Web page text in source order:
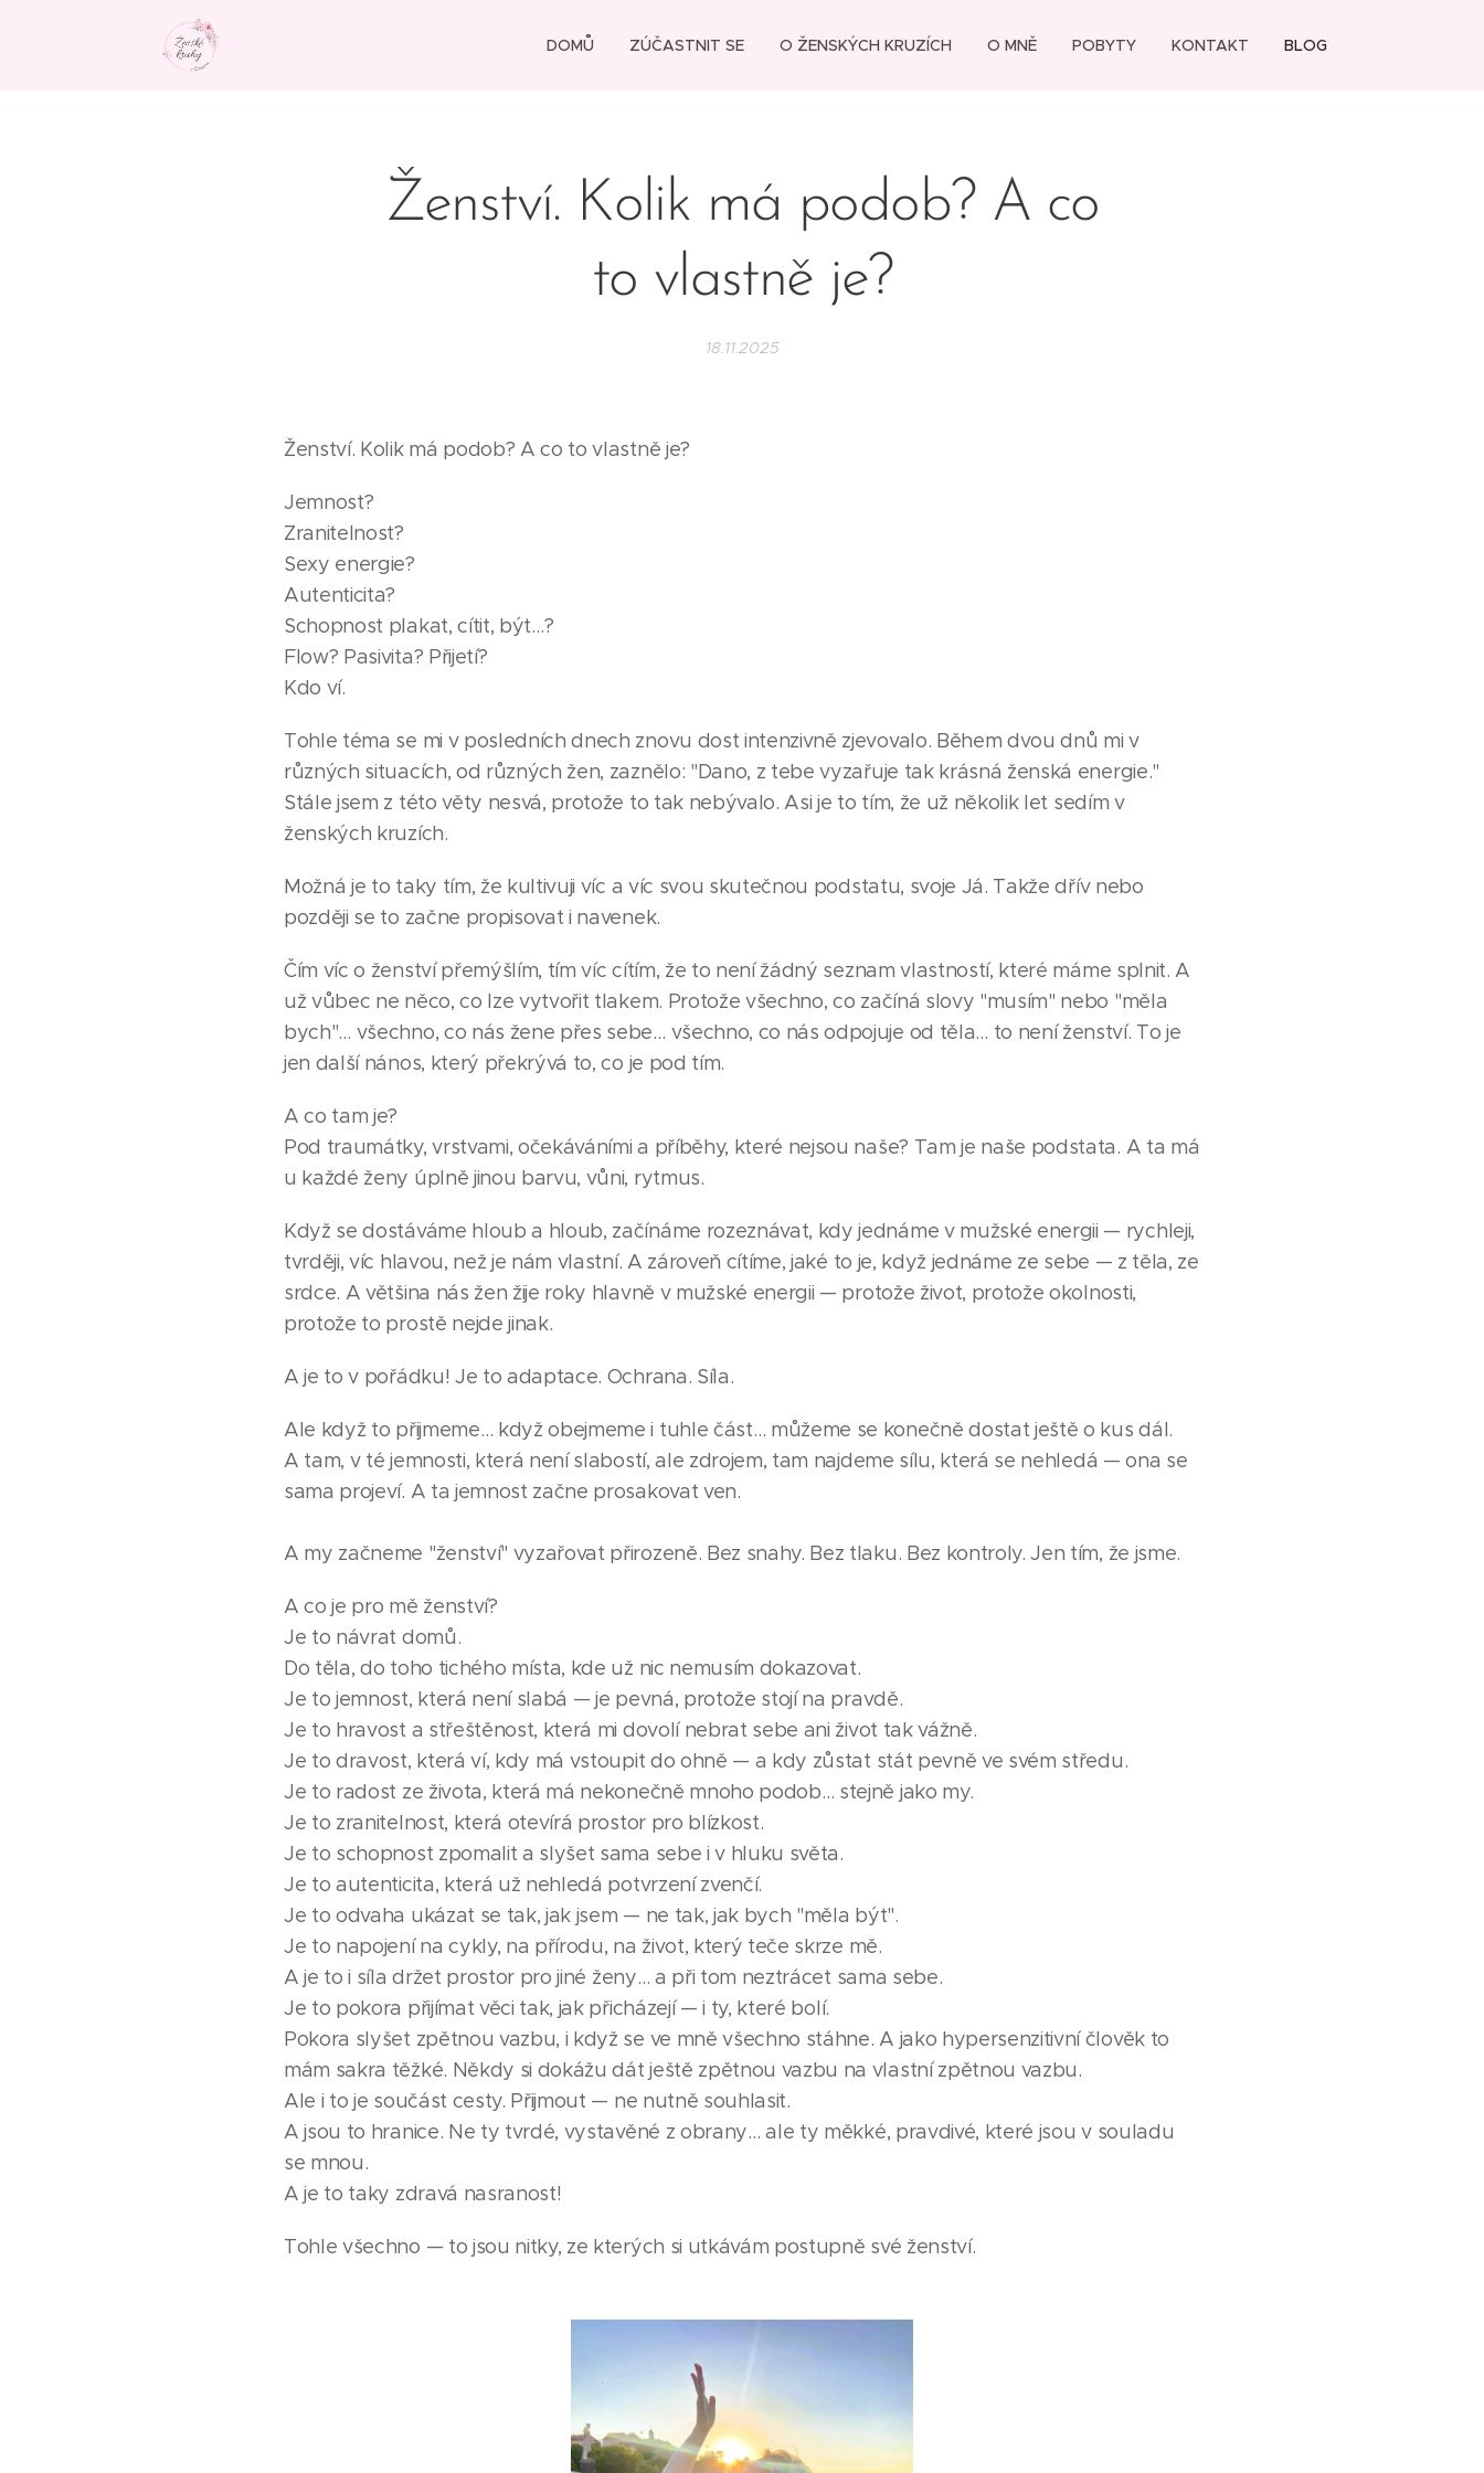
DOMŮ ZÚČASTNIT SE O ŽENSKÝCH KRUZÍCH O MNĚ POBYTY KONTAKT BLOG
Ženství. Kolik má podob? A co
to vlastně je?
18.11.2025
Ženství. Kolik má podob? A co to vlastně je?
Jemnost?
Zranitelnost?
Sexy energie?
Autenticita?
Schopnost plakat, cítit, být…?
Flow? Pasivita? Přijetí?
Kdo ví.
Tohle téma se mi v posledních dnech znovu dost intenzivně zjevovalo. Během dvou dnů mi v
různých situacích, od různých žen, zaznělo: "Dano, z tebe vyzařuje tak krásná ženská energie."
Stále jsem z této věty nesvá, protože to tak nebývalo. Asi je to tím, že už několik let sedím v
ženských kruzích.
Možná je to taky tím, že kultivuji víc a víc svou skutečnou podstatu, svoje Já. Takže dřív nebo
později se to začne propisovat i navenek.
Čím víc o ženství přemýšlím, tím víc cítím, že to není žádný seznam vlastností, které máme splnit. A
už vůbec ne něco, co lze vytvořit tlakem. Protože všechno, co začíná slovy "musím" nebo "měla
bych"… všechno, co nás žene přes sebe… všechno, co nás odpojuje od těla… to není ženství. To je
jen další nános, který překrývá to, co je pod tím.
A co tam je?
Pod traumátky, vrstvami, očekáváními a příběhy, které nejsou naše? Tam je naše podstata. A ta má
u každé ženy úplně jinou barvu, vůni, rytmus.
Když se dostáváme hloub a hloub, začínáme rozeznávat, kdy jednáme v mužské energii — rychleji,
tvrději, víc hlavou, než je nám vlastní. A zároveň cítíme, jaké to je, když jednáme ze sebe — z těla, ze
srdce. A většina nás žen žije roky hlavně v mužské energii — protože život, protože okolnosti,
protože to prostě nejde jinak.
A je to v pořádku! Je to adaptace. Ochrana. Síla.
Ale když to přijmeme… když obejmeme i tuhle část… můžeme se konečně dostat ještě o kus dál.
A tam, v té jemnosti, která není slabostí, ale zdrojem, tam najdeme sílu, která se nehledá — ona se
sama projeví. A ta jemnost začne prosakovat ven.
A my začneme "ženství" vyzařovat přirozeně. Bez snahy. Bez tlaku. Bez kontroly. Jen tím, že jsme.
A co je pro mě ženství?
Je to návrat domů.
Do těla, do toho tichého místa, kde už nic nemusím dokazovat.
Je to jemnost, která není slabá — je pevná, protože stojí na pravdě.
Je to hravost a střeštěnost, která mi dovolí nebrat sebe ani život tak vážně.
Je to dravost, která ví, kdy má vstoupit do ohně — a kdy zůstat stát pevně ve svém středu.
Je to radost ze života, která má nekonečně mnoho podob… stejně jako my.
Je to zranitelnost, která otevírá prostor pro blízkost.
Je to schopnost zpomalit a slyšet sama sebe i v hluku světa.
Je to autenticita, která už nehledá potvrzení zvenčí.
Je to odvaha ukázat se tak, jak jsem — ne tak, jak bych "měla být".
Je to napojení na cykly, na přírodu, na život, který teče skrze mě.
A je to i síla držet prostor pro jiné ženy… a při tom neztrácet sama sebe.
Je to pokora přijímat věci tak, jak přicházejí — i ty, které bolí.
Pokora slyšet zpětnou vazbu, i když se ve mně všechno stáhne. A jako hypersenzitivní člověk to
mám sakra těžké. Někdy si dokážu dát ještě zpětnou vazbu na vlastní zpětnou vazbu.
Ale i to je součást cesty. Přijmout — ne nutně souhlasit.
A jsou to hranice. Ne ty tvrdé, vystavěné z obrany… ale ty měkké, pravdivé, které jsou v souladu
se mnou.
A je to taky zdravá nasranost!
Tohle všechno — to jsou nitky, ze kterých si utkávám postupně své ženství.